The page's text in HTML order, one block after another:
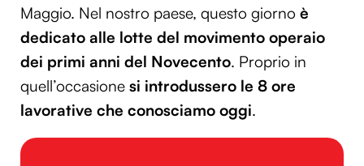
Maggio. Nel nostro paese, questo giorno è
dedicato alle lotte del movimento operaio
dei primi anni del Novecento. Proprio in
quell’occasione si introdussero le 8 ore
lavorative che conosciamo oggi.